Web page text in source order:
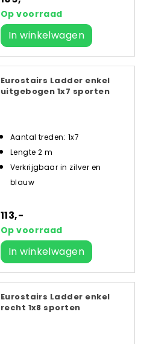
Op voorraad
In winkelwagen
Eurostairs Ladder enkel
uitgebogen 1x7 sporten
Aantal treden: 1x7
Lengte 2 m
Verkrijgbaar in zilver en
blauw
113,-
Op voorraad
In winkelwagen
Eurostairs Ladder enkel
recht 1x8 sporten